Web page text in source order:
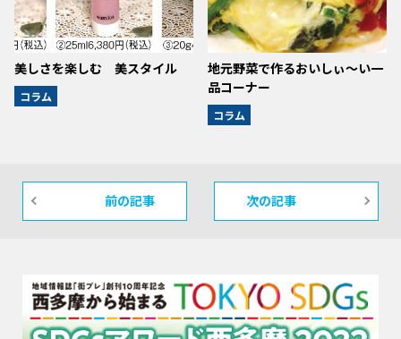
美しさを楽しむ 美スタイル
コラム
地元野菜で作るおいしぃ～い一
品コーナー
コラム
前の記事 次の記事